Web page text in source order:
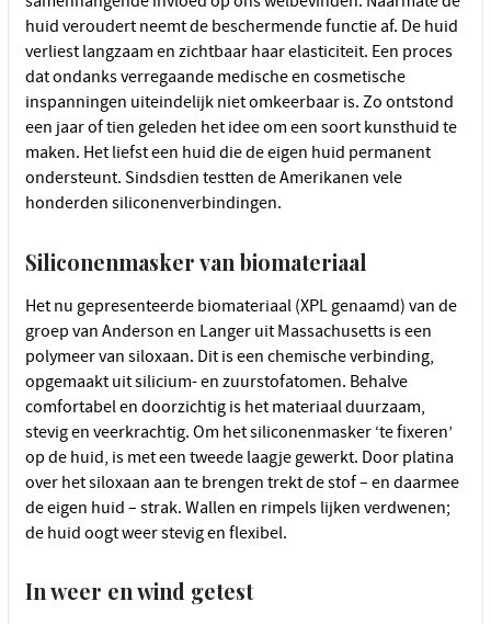
huid veroudert neemt de beschermende functie af. De huid
verliest langzaam en zichtbaar haar elasticiteit. Een proces
dat ondanks verregaande medische en cosmetische
inspanningen uiteindelijk niet omkeerbaar is. Zo ontstond
een jaar of tien geleden het idee om een soort kunsthuid te
maken. Het liefst een huid die de eigen huid permanent
ondersteunt. Sindsdien testten de Amerikanen vele
honderden siliconenverbindingen.
Siliconenmasker van biomateriaal
Het nu gepresenteerde biomateriaal (XPL genaamd) van de
groep van Anderson en Langer uit Massachusetts is een
polymeer van siloxaan. Dit is een chemische verbinding,
opgemaakt uit silicium- en zuurstofatomen. Behalve
comfortabel en doorzichtig is het materiaal duurzaam,
stevig en veerkrachtig. Om het siliconenmasker ‘te fixeren’
op de huid, is met een tweede laagje gewerkt. Door platina
over het siloxaan aan te brengen trekt de stof – en daarmee
de eigen huid – strak. Wallen en rimpels lijken verdwenen;
de huid oogt weer stevig en flexibel.
In weer en wind getest